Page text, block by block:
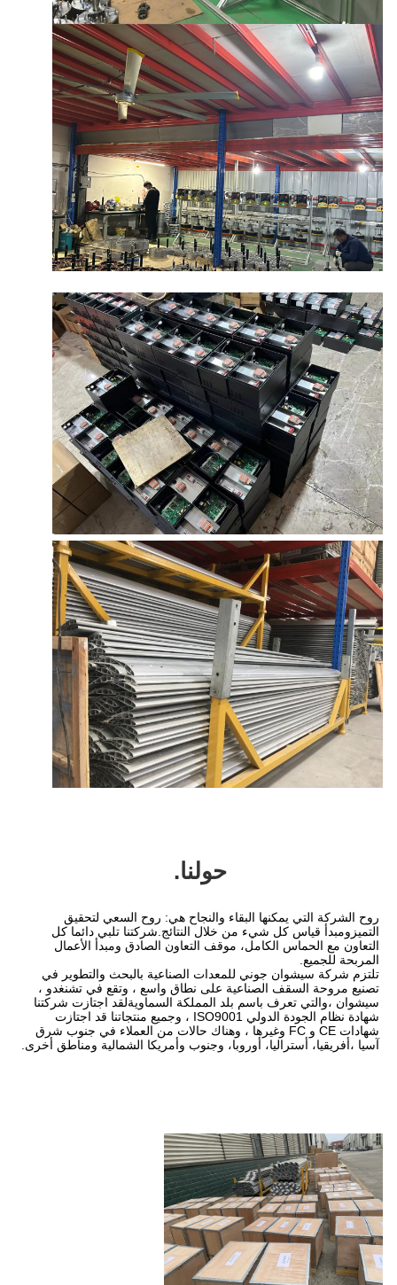
روح الشركة التي يمكنها البقاء والنجاح هي: روح السعي لتحقيق
التميزومبدأ قياس كل شيء من خلال النتائج.شركتنا تلبي دائما كل
التعاون مع الحماس الكامل، موقف التعاون الصادق ومبدأ الأعمال
تلتزم شركة سيشوان جوني للمعدات الصناعية بالبحث والتطوير في
تصنيع مروحة السقف الصناعية على نطاق واسع ، وتقع في تشنغدو ،
سيشوان ،والتي تعرف باسم بلد المملكة السماويةلقد اجتازت شركتنا
شهادة نظام الجودة الدولي ISO9001 ، وجميع منتجاتنا قد اجتازت
شهادات CE و FC وغيرها ، وهناك حالات من العملاء في جنوب شرق
أوروبا، وجنوب وأمريكا الشمالية ومناطق أخرى.